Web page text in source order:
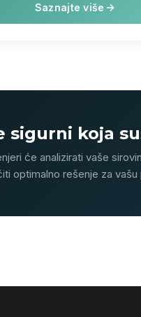
Saznajte više
sigurni koja
će analizirati vaše
optimalno rešenje za vašu